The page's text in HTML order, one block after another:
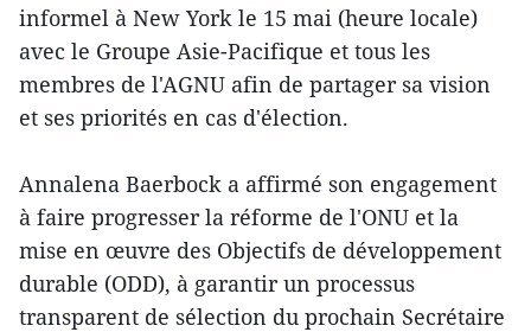
informel à New York le 15 mai (heure locale)
avec le Groupe Asie-Pacifique et tous les
membres de l'AGNU afin de partager sa vision
et ses priorités en cas d'élection.
Annalena Baerbock a affirmé son engagement
à faire progresser la réforme de l'ONU et la
mise en œuvre des Objectifs de développement
durable (ODD), à garantir un processus
transparent de sélection du prochain Secrétaire